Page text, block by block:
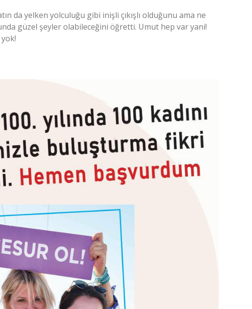
da yelken yolculuğu gibi inişli çıkışlı olduğunu ama ne
güzel şeyler olabileceğini öğretti. Umut hep var yani!